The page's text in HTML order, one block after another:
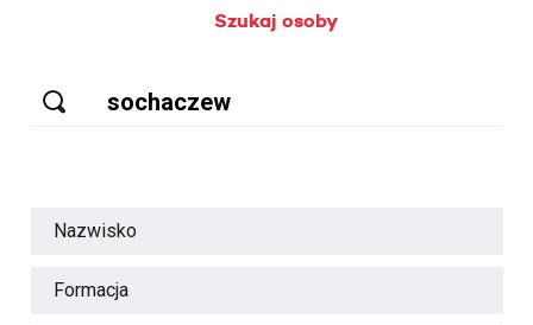
Szukaj osoby
Nazwisko
Formacja